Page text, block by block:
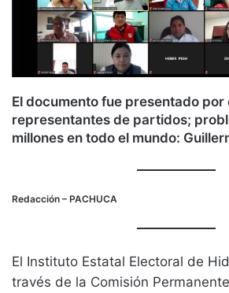
El documento fue presentado por
representantes de partidos;
millones en todo el mundo:
Redacción – PACHUCA
El Instituto Estatal Electoral de
través de la Comisión